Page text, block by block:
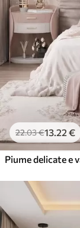
22.03€13.22 €